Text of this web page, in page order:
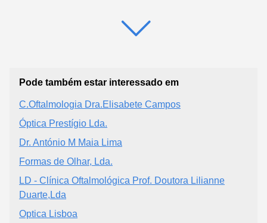
Pode também estar interessado em
C.Oftalmologia Dra.Elisabete Campos
Óptica Prestígio Lda.
Dr. António M Maia Lima
Formas de Olhar, Lda.
LD - Clínica Oftalmológica Prof. Doutora Lilianne
Duarte,Lda
Optica Lisboa